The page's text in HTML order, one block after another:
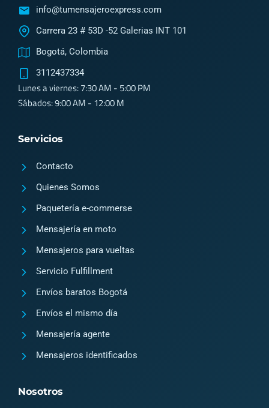
o
n
-
n
s
m
o
n
a
k
Servicios
Contacto
Quienes Somos
Paquetería e-commerse
Mensajería en moto
Mensajeros para vueltas
Servicio Fulfillment
Envíos baratos Bogotá
Envíos el mismo día
Mensajería agente
Mensajeros identificados
Nosotros
info@tumensajeroexpress.com
Carrera 23 # 53D -52 Galerias INT 101
Bogotá, Colombia
3112437334
Lunes a viernes: 7:30 AM - 5:00 PM
Sábados: 9:00 AM - 12:00 M